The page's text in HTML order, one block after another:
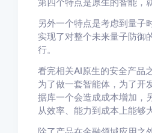
第四个特点是原生的智能，
另外一个特点是考虑到量子
实现了对整个未来量子防御
行。
看完相关AI原生的安全产品
为了做一套智能体，为了开
据库一个会造成成本增加，
从效率、能力到成本上能够